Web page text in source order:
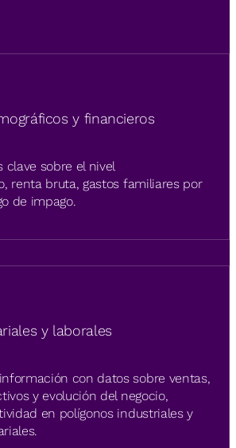
y financieros
clave sobre el nivel
renta bruta, gastos familiares por
de impago.
y laborales
con datos sobre ventas,
y evolución del negocio,
en polígonos industriales y